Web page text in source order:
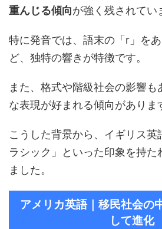
重んじる傾向が強く残されてい
特に発音では、語末の「r」を
ど、独特の響きが特徴です。
また、格式や階級社会の影響も
な表現が好まれる傾向がありま
こうした背景から、イギリス英
ラシック」といった印象を持た
ました。
アメリカ英語｜移民社会の
して進化